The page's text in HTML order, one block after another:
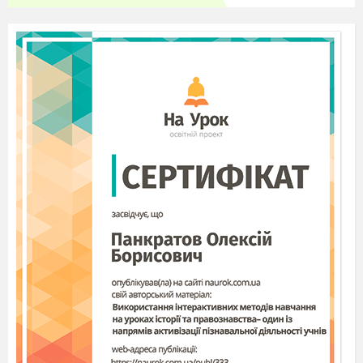
Може, в бізнес я піду.
Чи фото моделлю стану,
Як за зростом підійду.
водієм хочу стати,
Полюбляю мандрувати....
А я в лікарні після школи
Всім робитиму уколи.
А я в кухарі подамся,
щоб мене хвалила мамця.
А я вчителькою стану,
Буду вчити малюків,
Бо науку треба знати
Без задорин та сучків.
Мріємо! Мріяти не рано!
Кажуть роки швидко мчать.
Якщо будемо старанні
В школі нас всього навчать.